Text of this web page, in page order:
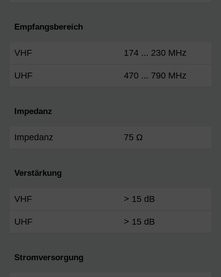
Empfangsbereich
VHF 174 ... 230 MHz
UHF 470 ... 790 MHz
Impedanz
Impedanz 75 Ω
Verstärkung
VHF > 15 dB
UHF > 15 dB
Stromversorgung